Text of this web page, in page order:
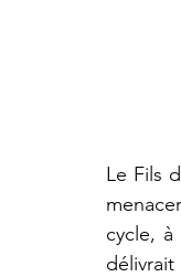
Le Fils
cycle,
délivrait